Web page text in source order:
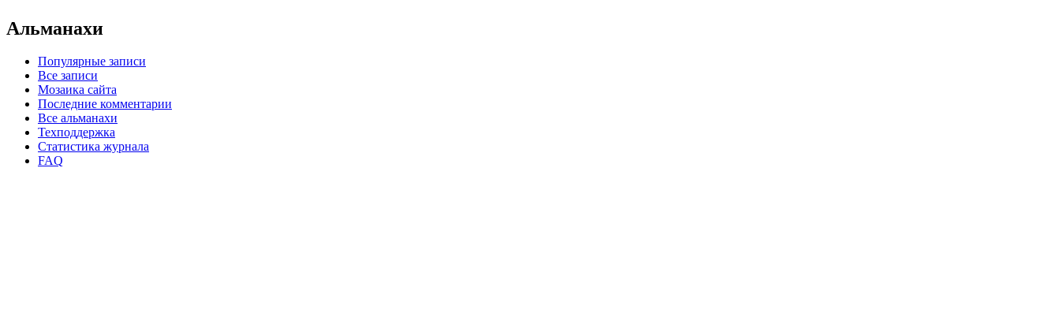
Альманахи
Популярные записи
Все записи
Мозаика сайта
Последние комментарии
Все альманахи
Техподдержка
Статистика журнала
FAQ